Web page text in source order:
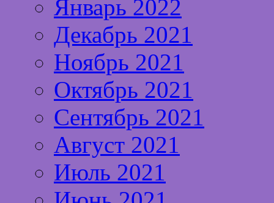
Январь 2022
Декабрь 2021
Ноябрь 2021
Октябрь 2021
Сентябрь 2021
Август 2021
Июль 2021